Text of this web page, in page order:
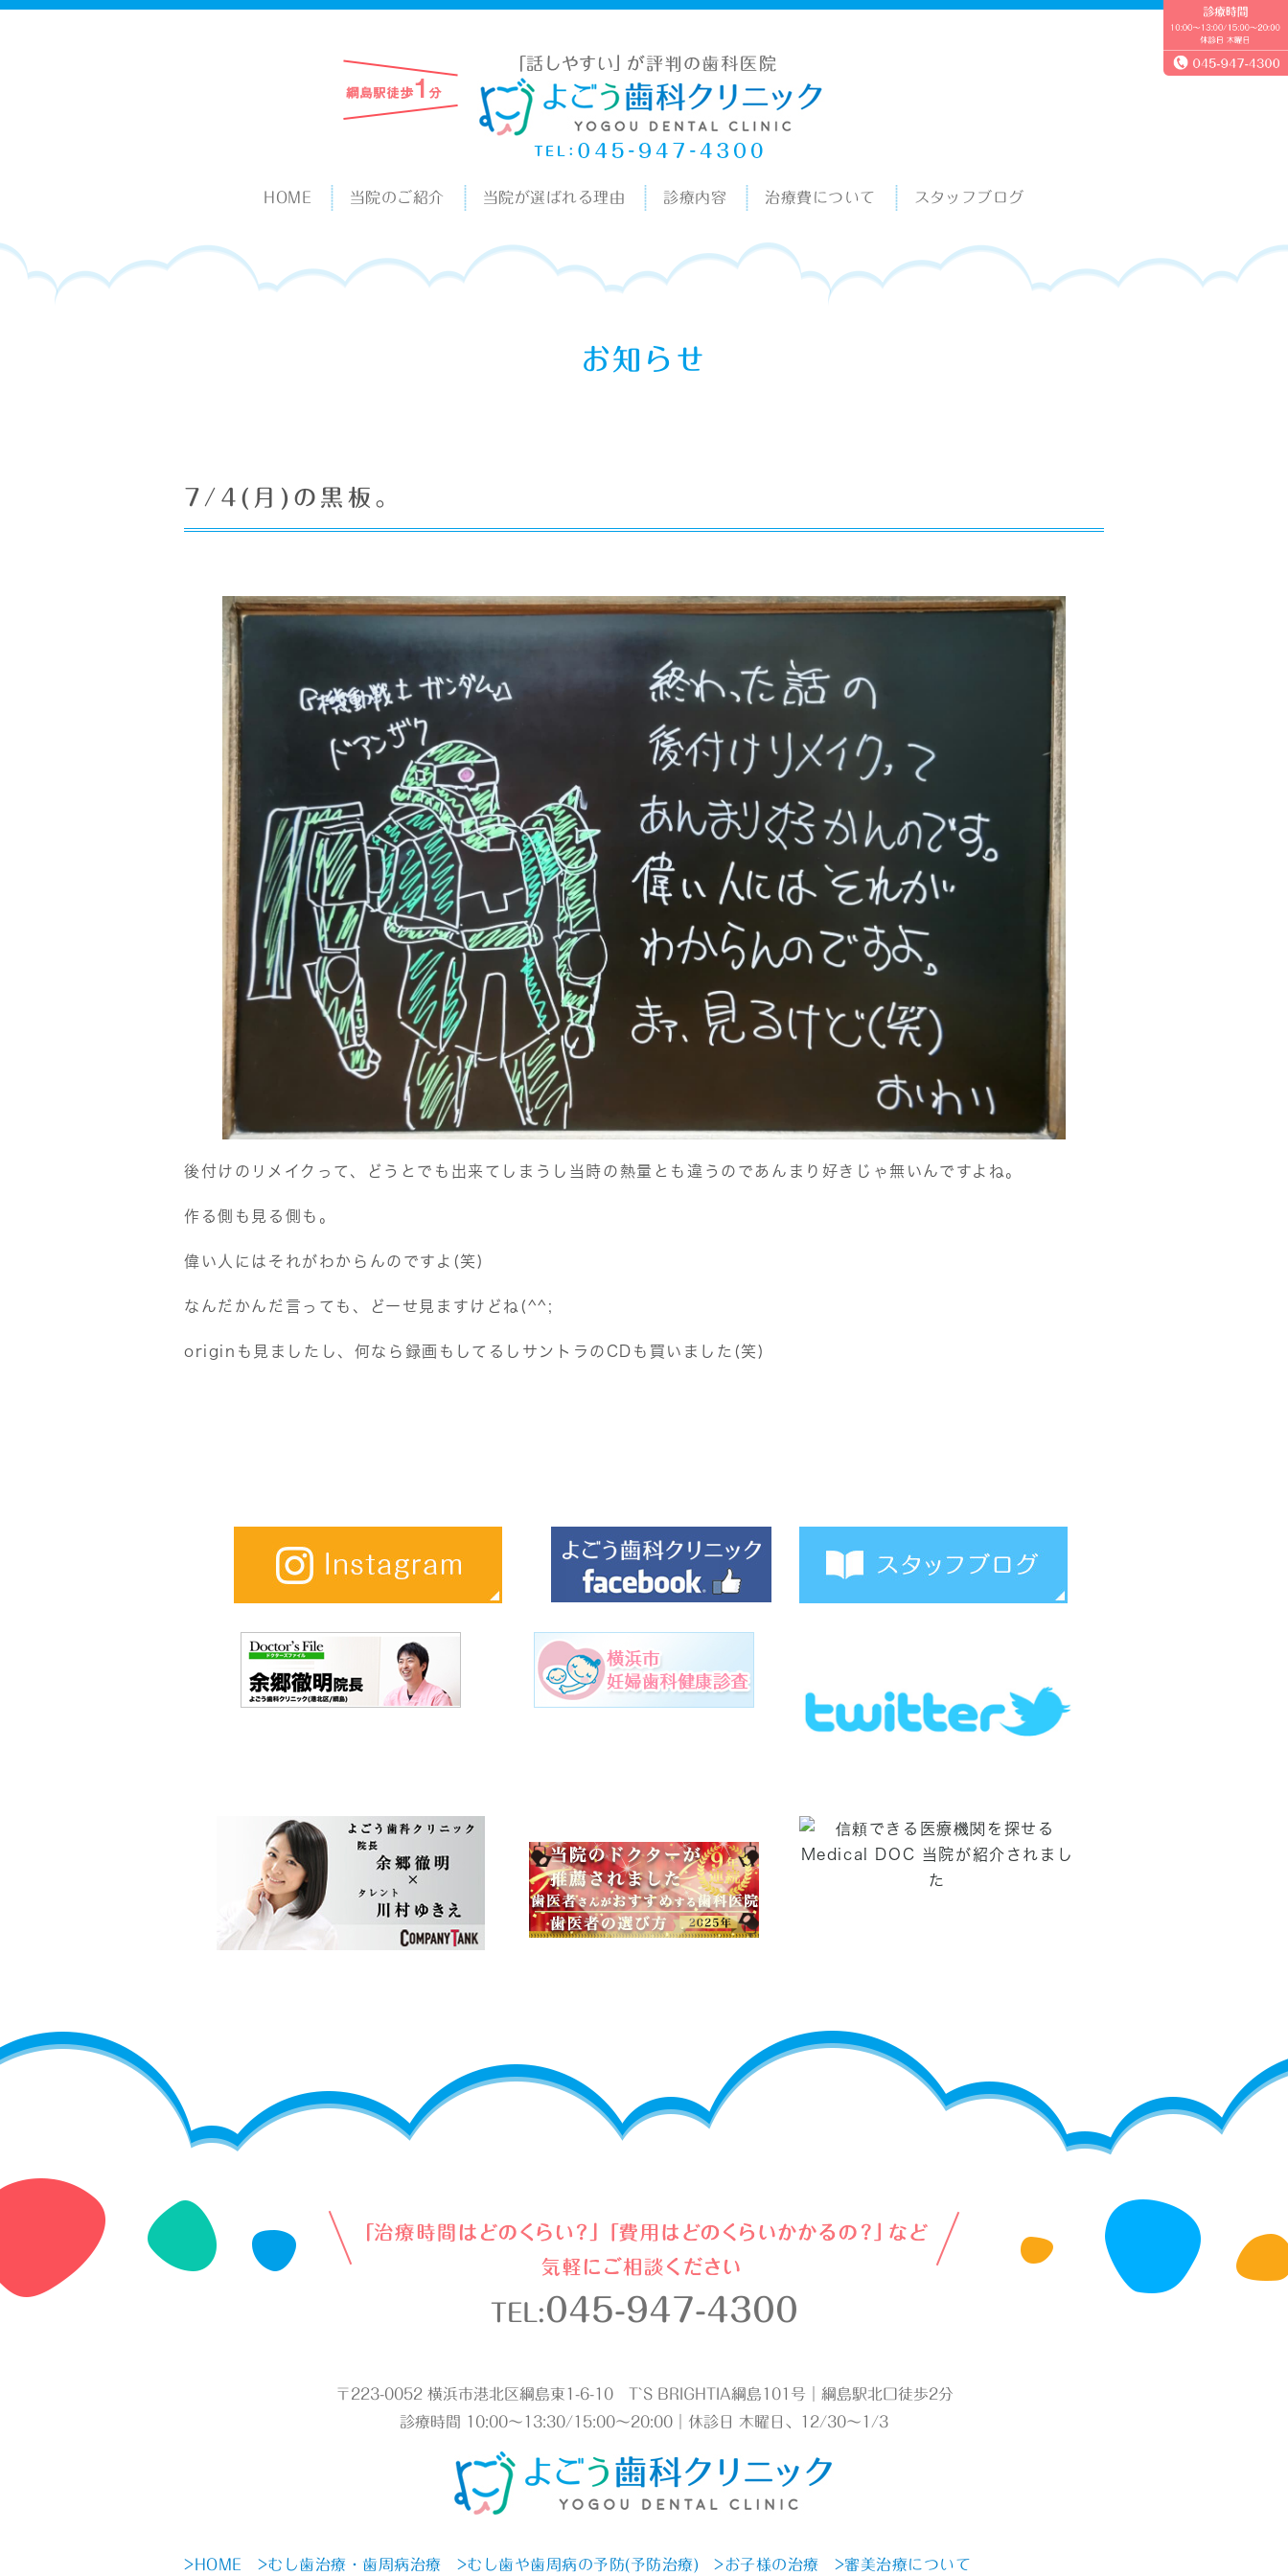
HOME 当院のご紹介 当院が選ばれる理由 診療内容 治療費について スタッフブログ
お知らせ
7/4(月)の黒板。
後付けのリメイクって、どうとでも出来てしまうし当時の熱量とも違うのであんまり好きじゃ無いんですよね。
作る側も見る側も。
偉い人にはそれがわからんのですよ(笑)
なんだかんだ言っても、どーせ見ますけどね(^^;
originも見ましたし、何なら録画もしてるしサントラのCDも買いました(笑)
TEL:045-947-4300
〒223-0052 横浜市港北区綱島東1-6-10 T`S BRIGHTIA綱島101号｜綱島駅北口徒歩2分
診療時間 10:00～13:30/15:00～20:00｜休診日 木曜日、12/30～1/3
>HOME >むし歯治療・歯周病治療 >むし歯や歯周病の予防(予防治療) >お子様の治療 >審美治療について